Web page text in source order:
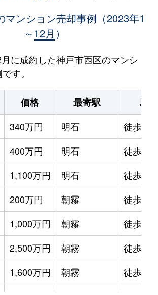
マンション売却事例（2023年1
～12月）
に成約した神戸市西区のマンシ
す。
価格 最寄駅
駅
340万円 明石
徒歩45
400万円 明石
徒歩45
1,100万円 明石
徒歩1
200万円 朝霧
徒歩45
1,000万円 朝霧
徒歩45
2,500万円 朝霧
徒歩25
1,600万円 朝霧
徒歩28